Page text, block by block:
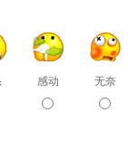
感动 无奈